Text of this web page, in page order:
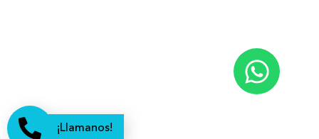
¡Llamanos!